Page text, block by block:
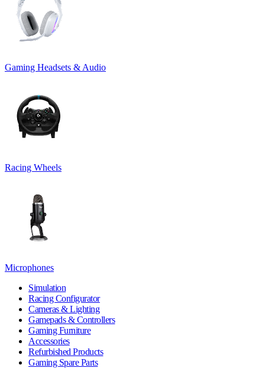
Gaming Headsets & Audio
Racing Wheels
Microphones
Simulation
Racing Configurator
Cameras & Lighting
Gamepads & Controllers
Gaming Furniture
Accessories
Refurbished Products
Gaming Spare Parts